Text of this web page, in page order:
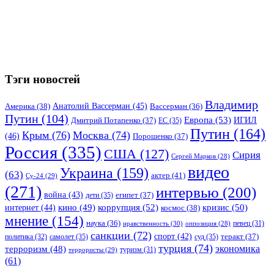
Тэги новостей
Америка (38) Анатолий Вассерман (45) Вассерман (36) Владимир
Путин (104) Дмитрий Потапенко (37) ЕС (35) Европа (53) ИГИЛ
(46) Крым (76) Москва (74) Порошенко (37) Путин (164)
Россия (335) США (127) Сергей Марков (28) Сирия
(63) Су-24 (29) Украина (159) актер (41) видео
(271) война (43) дети (35) египет (37) интервью (200)
интернет (44) кино (49) коррупция (52) космос (38) кризис (50)
мнение (154) наука (36) нравственность (30) оппозиция (28) певец (31)
политика (32) самолет (35) санкции (72) спорт (42) суд (35) теракт (37)
терроризм (48) террористы (29) туризм (31) турция (74) экономика
(61)